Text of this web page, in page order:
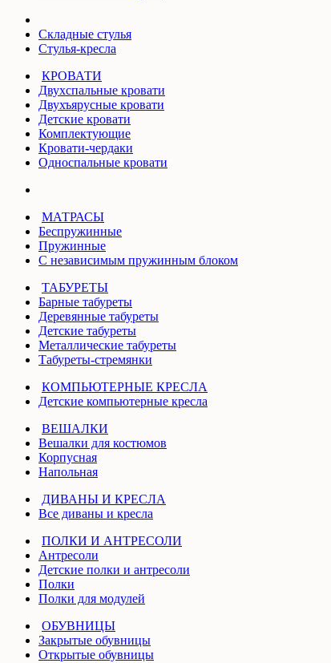
Складные стулья
Стулья-кресла
КРОВАТИ
Двухспальные кровати
Двухъярусные кровати
Детские кровати
Комплектующие
Кровати-чердаки
Односпальные кровати
МАТРАСЫ
Беспружинные
Пружинные
С независимым пружинным блоком
ТАБУРЕТЫ
Барные табуреты
Деревянные табуреты
Детские табуреты
Металлические табуреты
Табуреты-стремянки
КОМПЬЮТЕРНЫЕ КРЕСЛА
Детские компьютерные кресла
ВЕШАЛКИ
Вешалки для костюмов
Корпусная
Напольная
ДИВАНЫ И КРЕСЛА
Все диваны и кресла
ПОЛКИ И АНТРЕСОЛИ
Антресоли
Детские полки и антресоли
Полки
Полки для модулей
ОБУВНИЦЫ
Закрытые обувницы
Открытые обувницы